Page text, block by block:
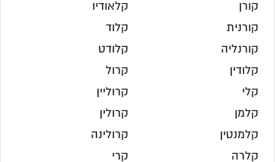
קורן
קורנית
קורנליה
קלאודיו
קלוד
קלודט
קלודין
קלי
קלמן
קלמנטין
קלרה
קרול
קרוליין
קרולין
קרולינה
קרי